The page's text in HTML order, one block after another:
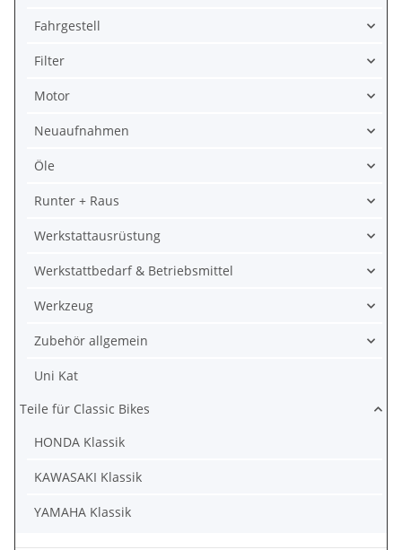
Fahrgestell
Filter
Motor
Neuaufnahmen
Öle
Runter + Raus
Werkstattausrüstung
Werkstattbedarf & Betriebsmittel
Werkzeug
Zubehör allgemein
Uni Kat
Teile für Classic Bikes
HONDA Klassik
KAWASAKI Klassik
YAMAHA Klassik